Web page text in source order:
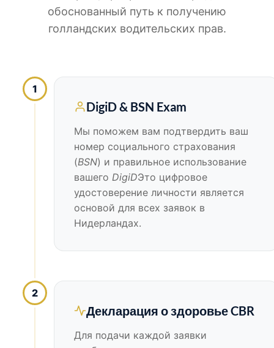
обоснованный путь к получению
голландских водительских прав.
1
DigiD & BSN Exam
Мы поможем вам подтвердить ваш
номер социального страхования
(BSN) и правильное использование
вашего DigiDЭто цифровое
удостоверение личности является
основой для всех заявок в
Нидерландах.
2
Декларация о здоровье CBR
Для подачи каждой заявки